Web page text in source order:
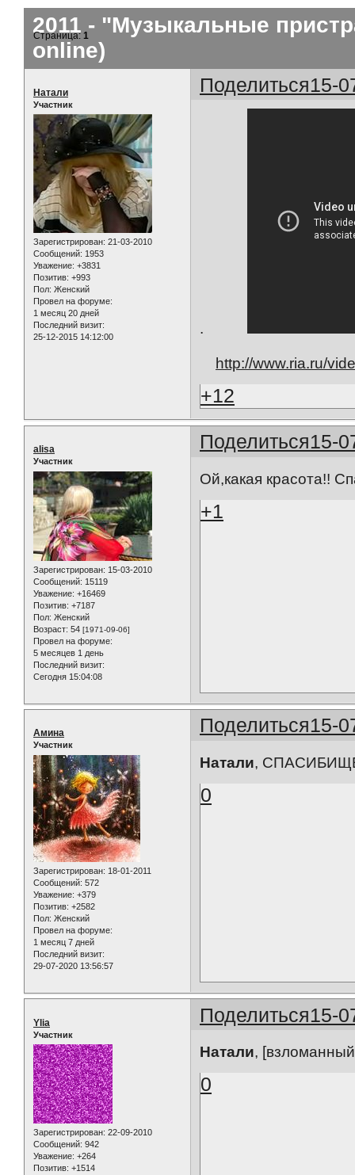
2011 - "Музыкальные
online)
Страница:1
Поделиться15-
Натали
Участник
Зарегистрирован: 21-03-2010
Сообщений: 1953
Уважение: +3831
Позитив: +993
Пол: Женский
Провел на форуме:
1 месяц 20 дней
Последний визит:
25-12-2015 14:12:00
.
http://www.ria.ru/
+12
Поделиться15-
alisa
Участник
Зарегистрирован: 15-03-2010
Сообщений: 15119
Уважение: +16469
Позитив: +7187
Пол: Женский
Возраст: 54 [1971-09-06]
Провел на форуме:
5 месяцев 1 день
Последний визит:
Сегодня 15:04:08
Ой,какая красота!!
+1
Поделиться15-
Амина
Участник
Зарегистрирован: 18-01-2011
Сообщений: 572
Уважение: +379
Позитив: +2582
Пол: Женский
Провел на форуме:
1 месяц 7 дней
Последний визит:
29-07-2020 13:56:57
Натали,
0
Поделиться15-
Ylia
Участник
Зарегистрирован: 22-09-2010
Сообщений: 942
Уважение: +264
Позитив: +1514
Натали,
0